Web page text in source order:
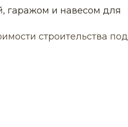
гаражом и навесом для
строительства под